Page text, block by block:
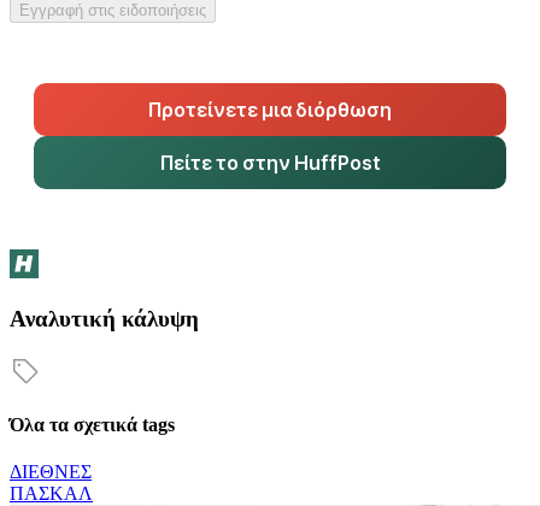
Εγγραφή στις ειδοποιήσεις
Προτείνετε μια διόρθωση
Πείτε το στην HuffPost
Αναλυτική κάλυψη
Όλα τα σχετικά tags
ΔΙΕΘΝΕΣ
ΠΑΣΚΑΛ